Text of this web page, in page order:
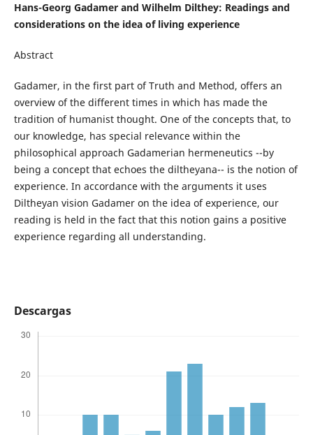
Hans-Georg Gadamer and Wilhelm Dilthey: Readings and
considerations on the idea of living experience
Abstract
Gadamer, in the first part of Truth and Method, offers an
overview of the different times in which has made the
tradition of humanist thought. One of the concepts that, to
our knowledge, has special relevance within the
philosophical approach Gadamerian hermeneutics --by
being a concept that echoes the diltheyana-- is the notion of
experience. In accordance with the arguments it uses
Diltheyan vision Gadamer on the idea of ​​experience, our
reading is held in the fact that this notion gains a positive
experience regarding all understanding.
Descargas